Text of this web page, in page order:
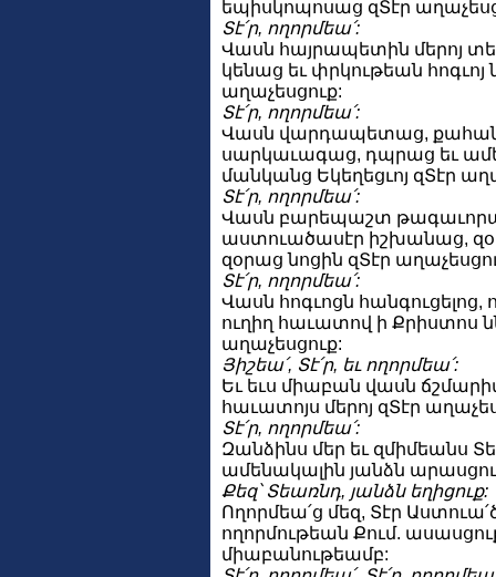
եպիսկոպոսաց զՏէր
Տէ՛ր, ողորմեա՛:
Վասն հայրապետին մերոյ
կենաց եւ փրկութեան հոգւոյ
աղաչեսցուք:
Տէ՛ր, ողորմեա՛:
Վասն վարդապետաց,
սարկաւագաց, դպրաց եւ
մանկանց Եկեղեցւոյ զՏէր
Տէ՛ր, ողորմեա՛:
Վասն բարեպաշտ
աստուածասէր իշխանաց,
զօրաց նոցին զՏէր
Տէ՛ր, ողորմեա՛:
Վասն հոգւոցն հանգուցելոց,
ուղիղ հաւատով ի Քրիստոս
աղաչեսցուք:
Յիշեա՛, Տէ՛ր, եւ ողորմեա՛:
Եւ եւս միաբան վասն
հաւատոյս մերոյ զՏէր
Տէ՛ր, ողորմեա՛:
Զանձինս մեր եւ զմիմեանս
ամենակալին յանձն
Քեզ՝ Տեառնդ, յանձն եղիցուք:
Ողորմեա՛ց մեզ, Տէր
ողորմութեան Քում.
միաբանութեամբ: